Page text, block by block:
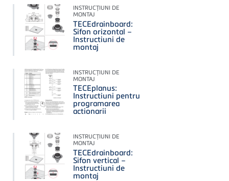
INSTRUCŢIUNI DE
MONTAJ
TECEdrainboard:
Sifon orizontal –
Instructiuni de
montaj
INSTRUCŢIUNI DE
MONTAJ
TECEplanus:
Instructiuni pentru
programarea
actionarii
INSTRUCŢIUNI DE
MONTAJ
TECEdrainboard:
Sifon vertical –
Instructiuni de
montaj